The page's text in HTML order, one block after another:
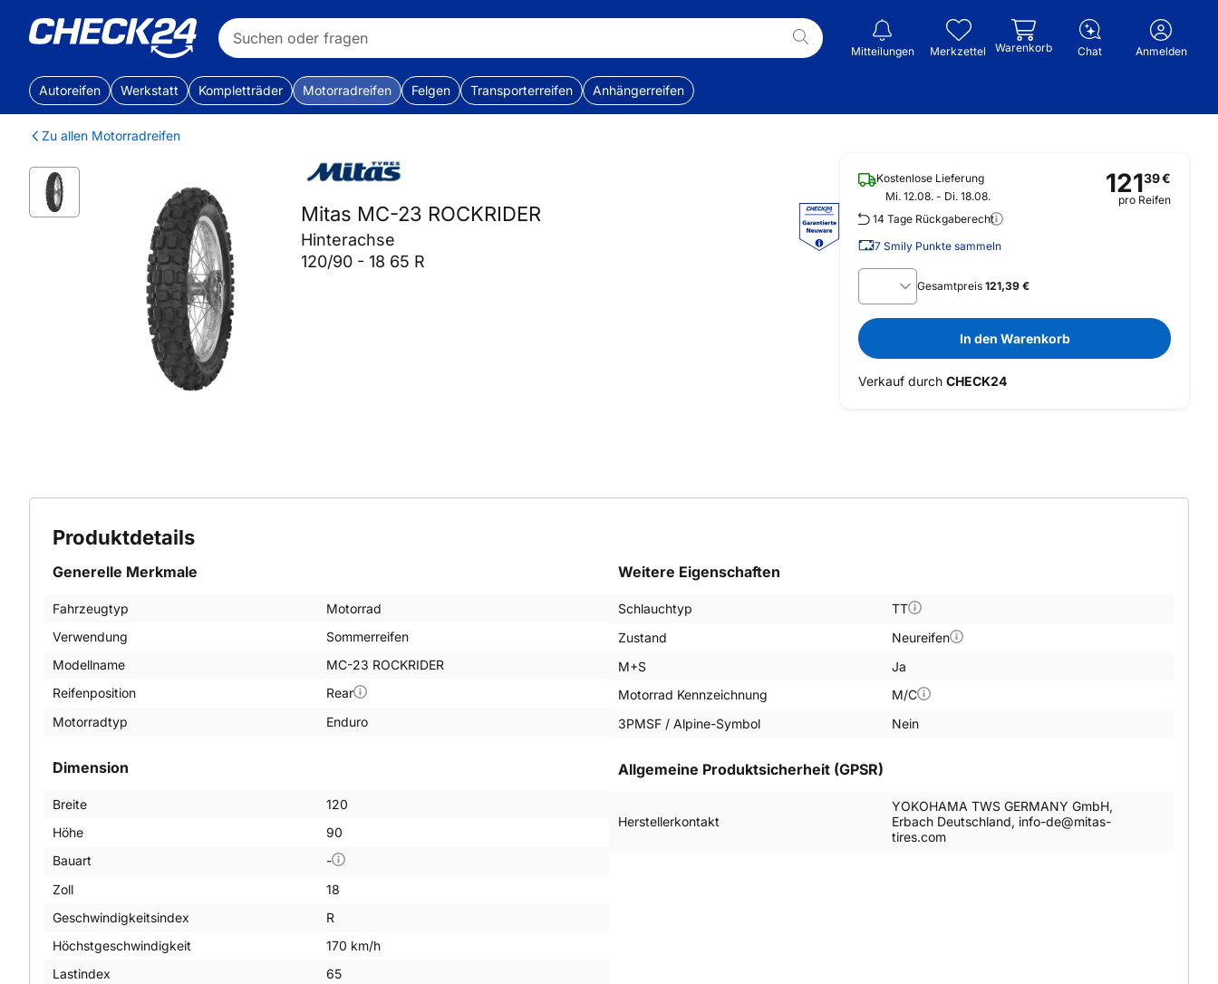
Mitteilungen Merkzettel Warenkorb Chat Anmelden
Autoreifen Werkstatt Kompletträder Motorradreifen Felgen Transporterreifen Anhängerreifen
Zu allen Motorradreifen
Mitas MC-23 ROCKRIDER
Hinterachse
120/90 - 18 65 R
Kostenlose Lieferung
Mi. 12.08. - Di. 18.08.
14 Tage Rückgaberecht
7 Smily Punkte sammeln
12139€
pro Reifen
Gesamtpreis 121,39 €
In den Warenkorb
Verkauf durch CHECK24
Produktdetails
Dimension
Breite
120
Höhe
90
Bauart
-
Zoll
18
Geschwindigkeitsindex
R
Höchstgeschwindigkeit
170 km/h
Lastindex
65
Generelle Merkmale
Fahrzeugtyp
Motorrad
Verwendung
Sommerreifen
Modellname
MC-23 ROCKRIDER
Reifenposition
Rear
Motorradtyp
Enduro
Weitere Eigenschaften
Schlauchtyp
TT
Zustand
Neureifen
M+S
Ja
Motorrad Kennzeichnung
M/C
3PMSF / Alpine-Symbol
Nein
Allgemeine Produktsicherheit (GPSR)
Herstellerkontakt
YOKOHAMA TWS GERMANY GmbH,
Erbach Deutschland, info-de@mitas-
tires.com